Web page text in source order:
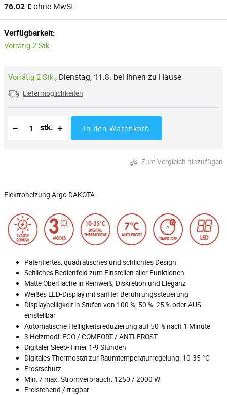
76.02 €ohne MwSt.
Verfügbarkeit:
Vorrätig 2 Stk.
Vorrätig 2 Stk., Dienstag, 11.8. bei Ihnen zu Hause
Liefermöglichkeiten
−
Reduzierung der Menge
Anzahl der Stücke
stk. + In den Warenkorb
Zum Vergleich hinzufügen
Elektroheizung Argo DAKOTA
Patentiertes, quadratisches und schlichtes Design
Seitliches Bedienfeld zum Einstellen aller Funktionen
Matte Oberfläche in Reinweiß, Diskretion und Eleganz
Weißes LED-Display mit sanfter Berührungssteuerung
Displayhelligkeit in Stufen von 100 %, 50 %, 25 % oder AUS
einstellbar
Automatische Helligkeitsreduzierung auf 50 % nach 1 Minute
3 Heizmodi: ECO / COMFORT / ANTI-FROST
Digitaler Sleep-Timer 1-9 Stunden
Digitales Thermostat zur Raumtemperaturregelung: 10-35 °C
Frostschutz
Min. / max. Stromverbrauch: 1250 / 2000 W
Freistehend / tragbar